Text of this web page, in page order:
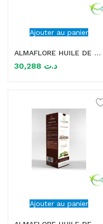
Ajouter au panier
ALMAFLORE HUILE DE BOURRACHE 50ML
د.ت
Ajouter au panier